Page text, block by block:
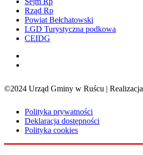
Rząd Rp
Powiat Bełchatowski
LGD Turystyczna podkowa
CEIDG
©2024 Urząd Gminy w Ruścu | Realizacja
Polityka prywatności
Deklaracja dostępności
Polityka cookies